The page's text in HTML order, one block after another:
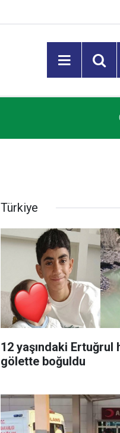
Türkiye
12 yaşındaki Ertuğrul
gölette boğuldu